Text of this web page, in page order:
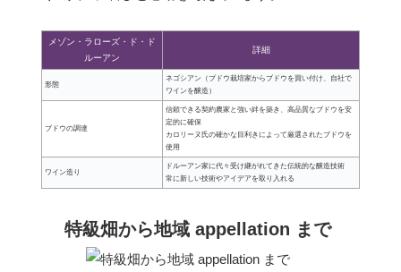
メゾン・ラローズ・ド・ド
ルーアン
詳細
形態
ネゴシアン（ブドウ栽培家からブドウを買い付け、自社で
ワインを醸造）
ブドウの調達
信頼できる契約農家と強い絆を築き、高品質なブドウを安
定的に確保
カロリーヌ氏の確かな目利きによって厳選されたブドウを
使用
ワイン造り
ドルーアン家に代々受け継がれてきた伝統的な醸造技術
常に新しい技術やアイデアを取り入れる
特級畑から地域 appellation まで